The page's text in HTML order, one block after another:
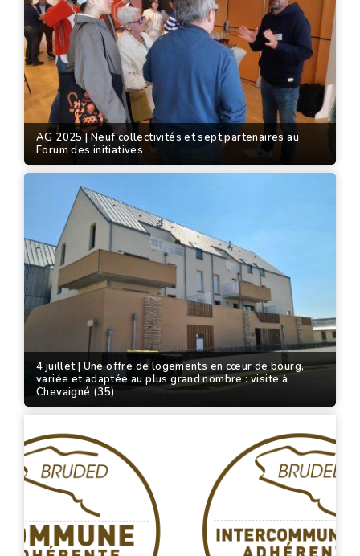
AG 2025 | Neuf collectivités et sept partenaires au
Forum des initiatives
4 juillet | Une offre de logements en cœur de bourg,
variée et adaptée au plus grand nombre : visite à
Chevaigné (35)